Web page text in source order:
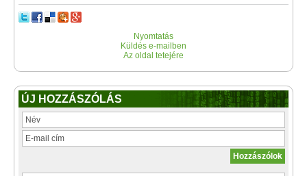
Nyomtatás
Küldés e-mailben
Az oldal tetejére
ÚJ HOZZÁSZÓLÁS